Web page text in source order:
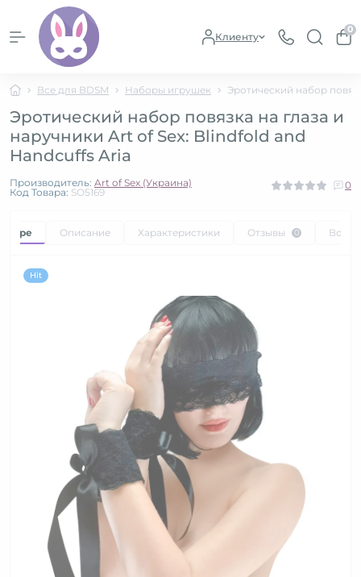
Клиенту
0
Все для BDSM Наборы игрушек Эротический набор
Эротический набор повязка на глаза и
наручники Art of Sex: Blindfold and
Handcuffs Aria
Производитель: Art of Sex (Украина)
Код Товара: SO5169
0
Описание Характеристики Отзывы 0
Hit